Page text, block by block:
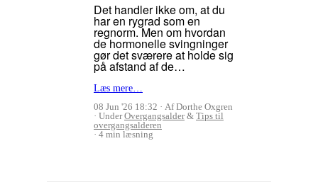
Det handler ikke om, at du
har en rygrad som en
regnorm. Men om hvordan
de hormonelle svingninger
gør det sværere at holde sig
på afstand af de…
Læs mere…
08 Jun '26 18:32
Af Dorthe Oxgren
UnderOvergangsalder& Tips til
overgangsalderen
4 min læsning